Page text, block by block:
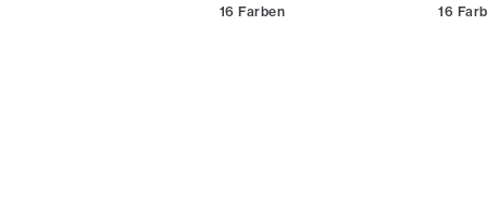
16 Farben
16